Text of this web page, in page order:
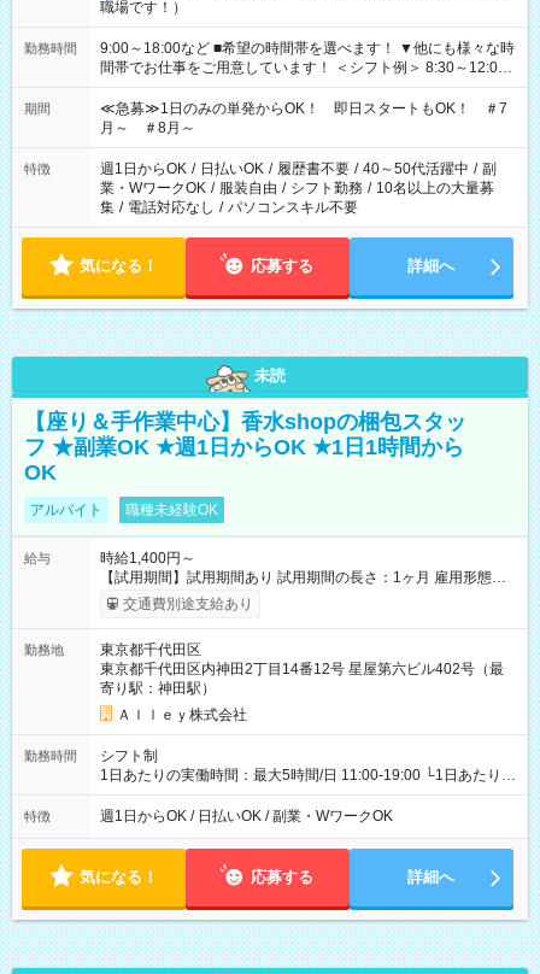
職場です！）
勤務時間
9:00～18:00など ■希望の時間帯を選べます！ ▼他にも様々な時
間帯でお仕事をご用意しています！ ＜シフト例＞ 8:30～12:00
17:00～22:00 13:00～22:00 22:00～翌6:00 など
期間
≪急募≫1日のみの単発からOK！ 即日スタートもOK！ ＃7
月～ ＃8月～
特徴 週1日からOK / 日払いOK / 履歴書不要 / 40～50代活躍中 / 副
業・WワークOK / 服装自由 / シフト勤務 / 10名以上の大量募
集 / 電話対応なし / パソコンスキル不要
気になる！ 応募する 詳細へ
未読
【座り＆手作業中心】香水shopの梱包スタッ
フ ★副業OK ★週1日からOK ★1日1時間から
OK
アルバイト 職種未経験OK
給与
時給1,400円～
【試用期間】試用期間あり 試用期間の長さ：1ヶ月 雇用形態、
給与は本採用時と同じです。
交通費別途支給あり
勤務地
東京都千代田区
東京都千代田区内神田2丁目14番12号 星屋第六ビル402号（最
寄り駅：神田駅）
Ａｌｌｅｙ株式会社
勤務時間
シフト制
1日あたりの実働時間：最大5時間/日 11:00-19:00 └1日あたりの
実働時間：1-5時間 └上記の時間帯内であれば、いつでも勤務可
能！ └平日・土曜日の中で、お好きな曜日でご勤務いただけま
18:00 などのように、自由な働き方が可能なお仕事です！
特徴 週1日からOK / 日払いOK / 副業・WワークOK
気になる！ 応募する 詳細へ